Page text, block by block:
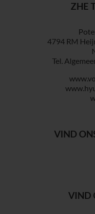
ZHE
4794 RM
Tel.
VIND
VIND